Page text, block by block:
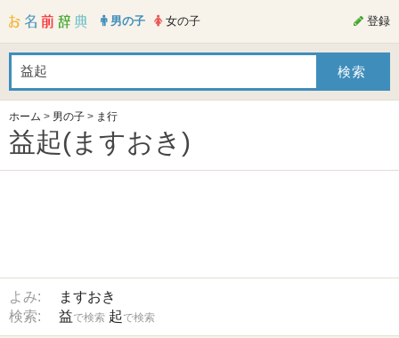
男の子 女の子 登録
ホーム > 男の子 > ま行
益起(ますおき)
よみ:
ますおき
検索:
益で検索 起で検索